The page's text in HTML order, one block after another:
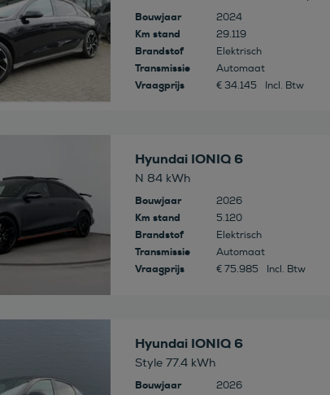
Bouwjaar 2024
Km stand 29.119
Brandstof Elektrisch
Transmissie Automaat
Vraagprijs € 34.145 Incl. Btw
Hyundai IONIQ 6
N 84 kWh
Bouwjaar 2026
Km stand 5.120
Brandstof Elektrisch
Transmissie Automaat
Vraagprijs € 75.985 Incl. Btw
Hyundai IONIQ 6
Style 77.4 kWh
Bouwjaar 2026